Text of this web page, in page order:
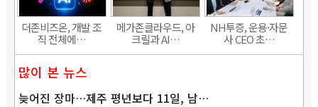
더존비즈온, 개발 조
직 전체에…
메가존클라우드, 아
크릴과 AI…
NH투증, 운용·자문
사 CEO 초…
많이 본 뉴스
늦어진 장마…제주 평년보다 11일, 남…